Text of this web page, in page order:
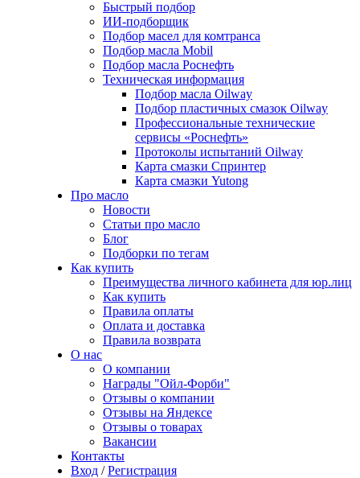
Быстрый подбор
ИИ-подборщик
Подбор масел для комтранса
Подбор масла Mobil
Подбор масла Роснефть
Техническая информация
Подбор масла Oilway
Подбор пластичных смазок Oilway
Профессиональные технические
сервисы «Роснефть»
Протоколы испытаний Oilway
Карта смазки Спринтер
Карта смазки Yutong
Про масло
Новости
Статьи про масло
Блог
Подборки по тегам
Как купить
Преимущества личного кабинета для юр.лиц
Как купить
Правила оплаты
Оплата и доставка
Правила возврата
О нас
О компании
Награды "Ойл-Форби"
Отзывы о компании
Отзывы на Яндексе
Отзывы о товарах
Вакансии
Контакты
Вход / Регистрация